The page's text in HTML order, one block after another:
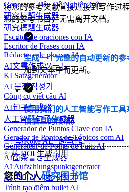
Generator Tiêu Đề Nghiên Cứu
研究标题生成器
研究標題生成器
Escritor de oraciones con IA
Escritor de Frases com IA
Rédacteur de phrases IA
AI文書作成ツール
KI Satzgenerator
AI 문장 작성기
Công cụ viết câu AI
AI句子生成器
人工智慧句子生成器
Generador de Puntos Clave con IA
Gerador de Pontos de Tópicos com AI
Générateur de Points de Faits AI
AI箇条書き生成器
AI Aufzählungspunktgenerator
AI 글머리 기호 생성기
Trình tạo điểm bullet AI
将您的参考文献直接连接到写作过
您的参考书目，无需离开文档。
生成一个完整的自动更新的参
加到文本中而更新。
使用我们的人工智能写作工
信信息的段落。
与Koke AI一起写作
✨从 DOI 生成引用
您的个人研究图书馆